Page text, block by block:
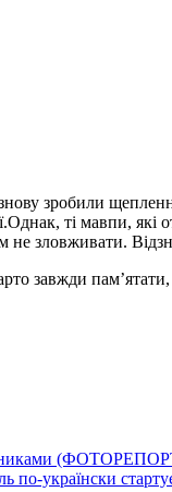
зробили
ті мавпи, які
зловживати.
завжди
по-українски